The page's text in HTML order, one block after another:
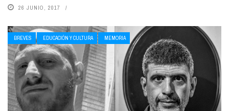
26 JUNIO, 2017
BREVES EDUCACIÓN Y CULTURA MEMORIA